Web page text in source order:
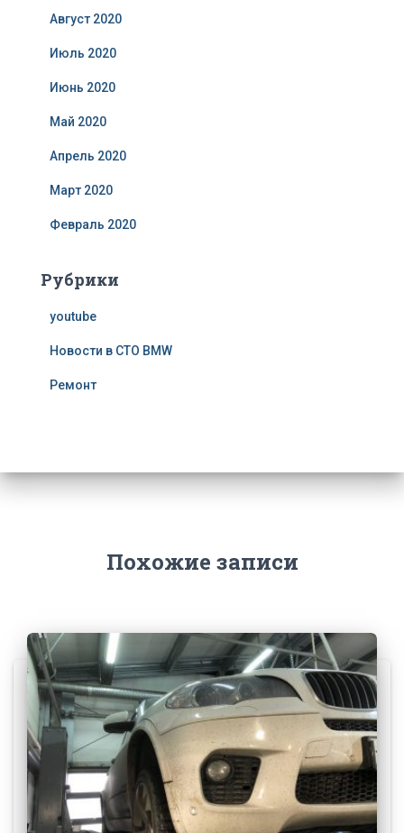
Август 2020
Июль 2020
Июнь 2020
Май 2020
Апрель 2020
Март 2020
Февраль 2020
Рубрики
youtube
Новости в СТО BMW
Ремонт
Похожие записи